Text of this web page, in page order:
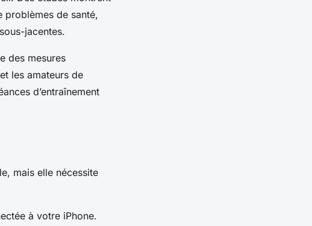
problèmes de santé,
jacentes.
des mesures
les amateurs de
d’entraînement
mais elle nécessite
à votre iPhone.